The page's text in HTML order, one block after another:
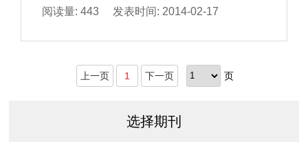
有很好的抗脂...
阅读量: 443 发表时间: 2014-02-17
上一页 1 下一页 页
选择期刊